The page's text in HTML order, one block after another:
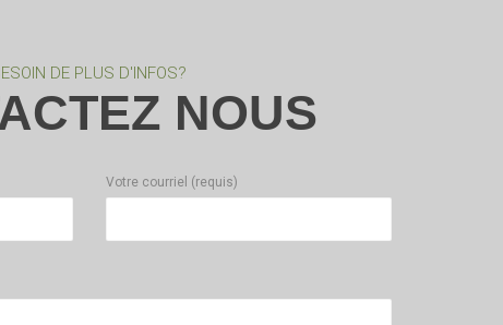
DE PLUS D'INFOS?
NOUS
Votre courriel (requis)